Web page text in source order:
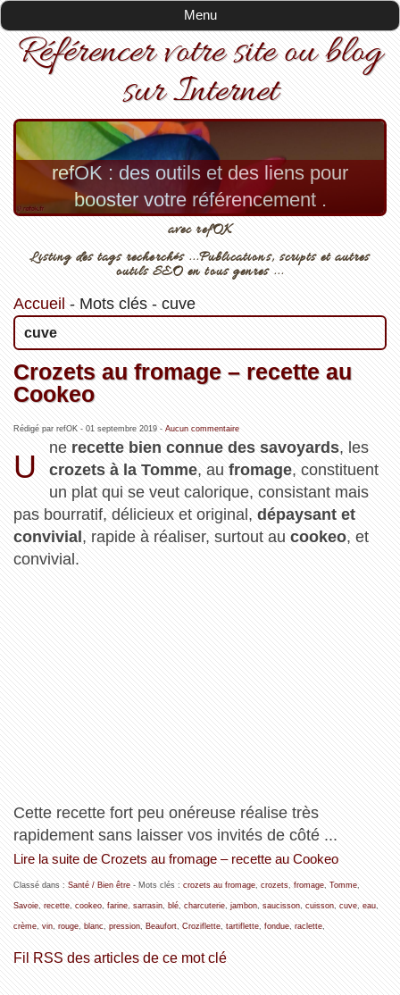
Menu
Référencer votre site ou blog
sur Internet
refOK : des outils et des liens pour
booster votre référencement .
avec refOK
Listing des tags recherchés ...Publications, scripts et autres
outils SEO en tous genres ...
Accueil - Mots clés- cuve
cuve
Crozets au fromage – recette au
Cookeo
Rédigé par refOK - 01 septembre 2019- Aucun commentaire
U
ne recette bien connue des savoyards, les
crozets à la Tomme, aufromage, constituent
un plat qui se veut calorique, consistant mais
pas bourratif, délicieux et original, dépaysant et
convivial, rapide à réaliser, surtout au cookeo, et
convivial.
Cette recette fort peu onéreuse réalise très
rapidement sans laisser vos invités de côté ...
Lire la suite de Crozets au fromage – recette au Cookeo
Classé dans : Santé / Bien être- Mots clés : crozets au fromage, crozets, fromage, Tomme,
Savoie, recette, cookeo, farine, sarrasin, blé, charcuterie, jambon, saucisson, cuisson, cuve, eau,
crème, vin, rouge, blanc pression, Beaufort, Croziflette, tartiflette, fondue, raclette,
Fil RSS des articles de ce mot clé